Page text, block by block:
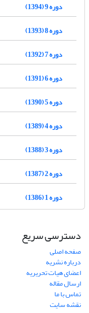
دوره 9 (1394)
دوره 8 (1393)
دوره 7 (1392)
دوره 6 (1391)
دوره 5 (1390)
دوره 4 (1389)
دوره 3 (1388)
دوره 2 (1387)
دوره 1 (1386)
دسترسی سریع
صفحه اصلی
درباره نشریه
اعضای هیات تحریریه
ارسال مقاله
تماس با ما
نقشه سایت